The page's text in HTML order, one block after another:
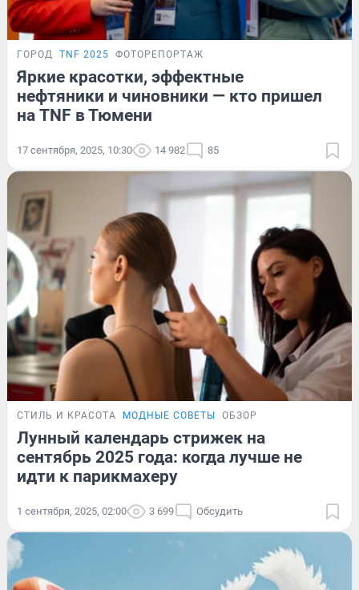
ГОРОД TNF 2025 ФОТОРЕПОРТАЖ
Яркие красотки, эффектные
нефтяники и чиновники — кто пришел
на TNF в Тюмени
17 сентября, 2025, 10:30 14 982 85
СТИЛЬ И КРАСОТА МОДНЫЕ СОВЕТЫ ОБЗОР
Лунный календарь стрижек на
сентябрь 2025 года: когда лучше не
идти к парикмахеру
1 сентября, 2025, 02:00 3 699 Обсудить